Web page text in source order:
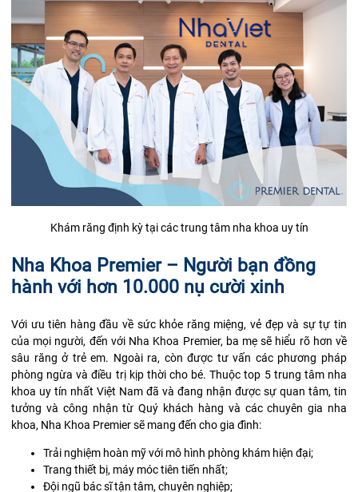
Khám răng định kỳ tại các trung tâm nha khoa uy tín
Nha Khoa Premier – Người bạn đồng
hành với hơn 10.000 nụ cười xinh
Với ưu tiên hàng đầu về sức khỏe răng miệng, vẻ đẹp và sự tự tin
của mọi người, đến với Nha Khoa Premier, ba mẹ sẽ hiểu rõ hơn về
sâu răng ở trẻ em. Ngoài ra, còn được tư vấn các phương pháp
phòng ngừa và điều trị kịp thời cho bé. Thuộc top 5 trung tâm nha
khoa uy tín nhất Việt Nam đã và đang nhận được sự quan tâm, tin
tưởng và công nhận từ Quý khách hàng và các chuyên gia nha
khoa, Nha Khoa Premier sẽ mang đến cho gia đình:
Trải nghiệm hoàn mỹ với mô hình phòng khám hiện đại;
Trang thiết bị, máy móc tiên tiến nhất;
Đội ngũ bác sĩ tận tâm, chuyên nghiệp;